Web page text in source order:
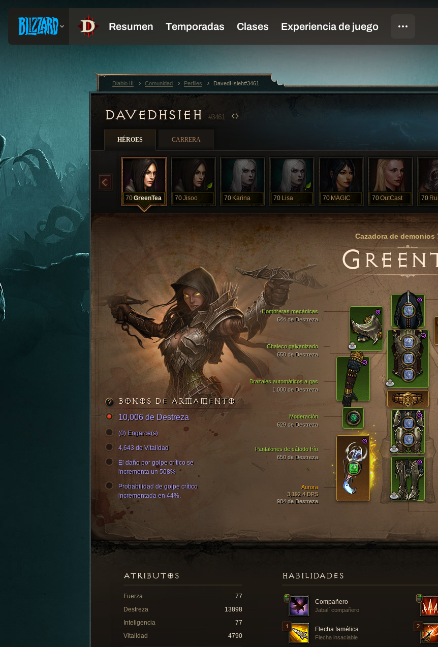
DAVEDHSIEH #3461
HÉROES CARRERA
70GreenTea 70Jisoo 70 Karina 70 Lisa 70 MAGIC 70OutCast 70
Cazadora de demonios
G
Chaleco galvanizado
650 de Destreza
Brazales automáticos a gas
1,000 de Destreza
Hombreras mecánicas
644 de Destreza
Pantalones de cátodo frío
650 de Destreza
Aurora
3,192.4 DPS
984 de Destreza
Moderación
629 de Destreza
BONOS DE ARMAMENTO
10,006 de Destreza
(0) Engarce(s)
4,643 de Vitalidad
El daño por golpe crítico se
incrementa un 508%
Probabilidad de golpe crítico
incrementada en 44%.
HABILIDADES
Compañero
Jabalí compañero
Flecha famélica
Flecha insaciable
ATRIBUTOS
Fuerza
77
Destreza
13898
Inteligencia
77
Vitalidad
4790
Diablo III Comunidad Perfiles DavedHsieh#3461